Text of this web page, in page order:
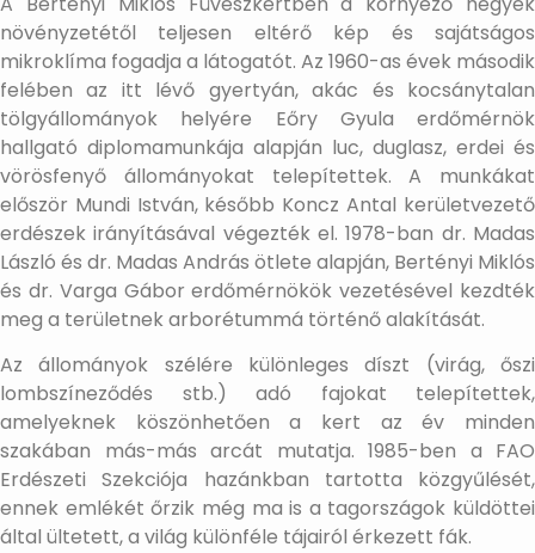
növényzetétől teljesen eltérő kép és sajátságos
mikroklíma fogadja a látogatót. Az 1960-as évek második
felében az itt lévő gyertyán, akác és kocsánytalan
tölgyállományok helyére Eőry Gyula erdőmérnök
hallgató diplomamunkája alapján luc, duglasz, erdei és
vörösfenyő állományokat telepítettek. A munkákat
először Mundi István, később Koncz Antal kerületvezető
erdészek irányításával végezték el. 1978-ban dr. Madas
László és dr. Madas András ötlete alapján, Bertényi Miklós
és dr. Varga Gábor erdőmérnökök vezetésével kezdték
meg a területnek arborétummá történő alakítását.
Az állományok szélére különleges díszt (virág, őszi
lombszíneződés stb.) adó fajokat telepítettek,
amelyeknek köszönhetően a kert az év minden
szakában más-más arcát mutatja. 1985-ben a FAO
Erdészeti Szekciója hazánkban tartotta közgyűlését,
ennek emlékét őrzik még ma is a tagországok küldöttei
által ültetett, a világ különféle tájairól érkezett fák.